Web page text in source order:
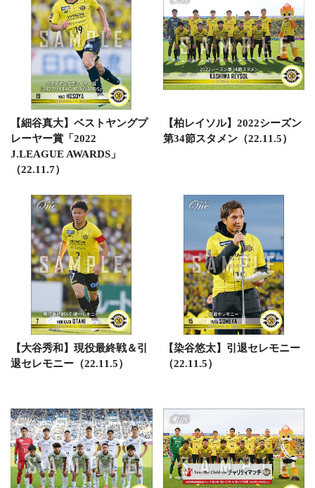
【細谷真大】ベストヤングプ
レーヤー賞「2022
J.LEAGUE AWARDS」
（22.11.7）
【柏レイソル】2022シーズン
第34節スタメン（22.11.5）
【大谷秀和】現役最終戦＆引
退セレモニー（22.11.5）
【染谷悠太】引退セレモニー
（22.11.5）